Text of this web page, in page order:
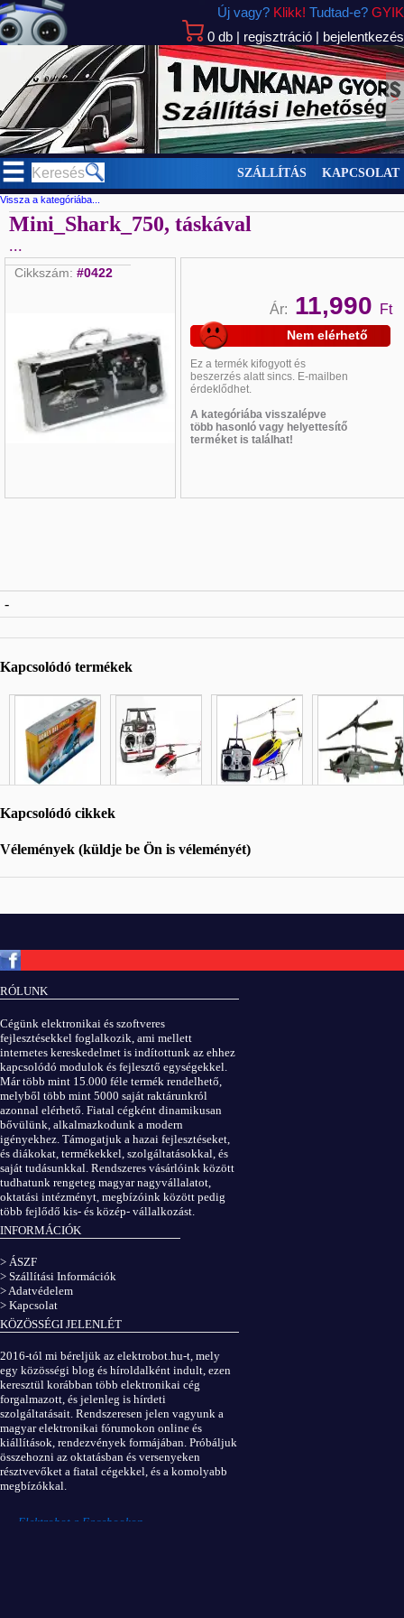
0 db | regisztráció | bejelentkezés
Új vagy? Klikk! Tudtad-e? GYIK
>
SZÁLLÍTÁS KAPCSOLAT
Vissza a kategóriába...
Mini_Shark_750, táskával
...
Cikkszám: #0422
Ár: 11,990 Ft
Nem elérhető
Ez a termék kifogyott és
beszerzés alatt sincs. E-mailben
érdeklődhet.
A kategóriába visszalépve
több hasonló vagy helyettesítő
terméket is találhat!
-
Kapcsolódó termékek
Kapcsolódó cikkek
Vélemények (küldje be Ön is véleményét)
RÓLUNK
Cégünk elektronikai és szoftveres
fejlesztésekkel foglalkozik, ami mellett
internetes kereskedelmet is indítottunk az ehhez
kapcsolódó modulok és fejlesztő egységekkel.
Már több mint 15.000 féle termék rendelhető,
melyből több mint 5000 saját raktárunkról
azonnal elérhető. Fiatal cégként dinamikusan
bővülünk, alkalmazkodunk a modern
igényekhez. Támogatjuk a hazai fejlesztéseket,
és diákokat, termékekkel, szolgáltatásokkal, és
saját tudásunkkal. Rendszeres vásárlóink között
tudhatunk rengeteg magyar nagyvállalatot,
oktatási intézményt, megbízóink között pedig
több fejlődő kis- és közép- vállalkozást.
INFORMÁCIÓK
> ÁSZF
> Szállítási Információk
> Adatvédelem
> Kapcsolat
KÖZÖSSÉGI JELENLÉT
2016-tól mi béreljük az elektrobot.hu-t, mely
egy közösségi blog és híroldalként indult, ezen
keresztül korábban több elektronikai cég
forgalmazott, és jelenleg is hírdeti
szolgáltatásait. Rendszeresen jelen vagyunk a
magyar elektronikai fórumokon online és
kiállítások, rendezvények formájában. Próbáljuk
összehozni az oktatásban és versenyeken
résztvevőket a fiatal cégekkel, és a komolyabb
megbízókkal.
Elektrobot a Facebookon